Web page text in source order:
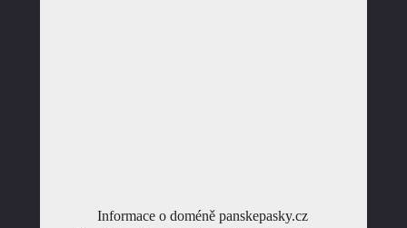
Informace o doméně panskepasky.cz